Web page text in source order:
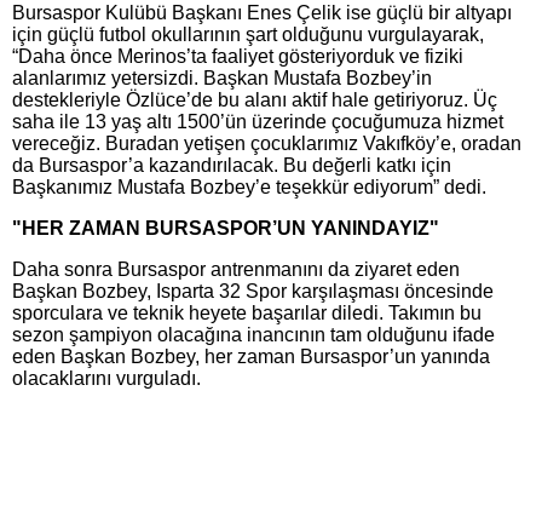
Bursaspor Kulübü Başkanı Enes Çelik ise güçlü bir altyapı
için güçlü futbol okullarının şart olduğunu vurgulayarak,
“Daha önce Merinos’ta faaliyet gösteriyorduk ve fiziki
alanlarımız yetersizdi. Başkan Mustafa Bozbey’in
destekleriyle Özlüce’de bu alanı aktif hale getiriyoruz. Üç
saha ile 13 yaş altı 1500’ün üzerinde çocuğumuza hizmet
vereceğiz. Buradan yetişen çocuklarımız Vakıfköy’e, oradan
da Bursaspor’a kazandırılacak. Bu değerli katkı için
Başkanımız Mustafa Bozbey’e teşekkür ediyorum” dedi.
"HER ZAMAN BURSASPOR’UN YANINDAYIZ"
Daha sonra Bursaspor antrenmanını da ziyaret eden
Başkan Bozbey, Isparta 32 Spor karşılaşması öncesinde
sporculara ve teknik heyete başarılar diledi. Takımın bu
sezon şampiyon olacağına inancının tam olduğunu ifade
eden Başkan Bozbey, her zaman Bursaspor’un yanında
olacaklarını vurguladı.